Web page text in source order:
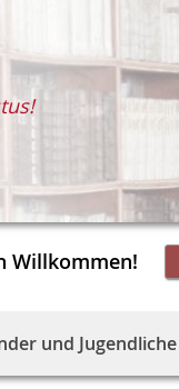
Willkommen!
und Jugendliche